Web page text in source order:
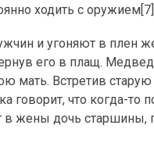
ходить с
и угоняют в плен
его в плащ.
мать. Встретив
говорит, что когда-то
в жены дочь